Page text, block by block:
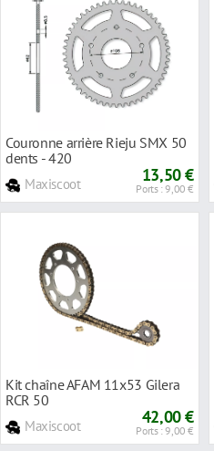
Couronne arrière Rieju SMX 50
dents - 420
Maxiscoot 13,50 €
Ports : 9,00 €
Kit chaîne AFAM 11x53 Gilera
RCR 50
Maxiscoot 42,00 €
Ports : 9,00 €